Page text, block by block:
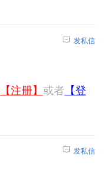
发私信
【注册】 或者 【登
发私信